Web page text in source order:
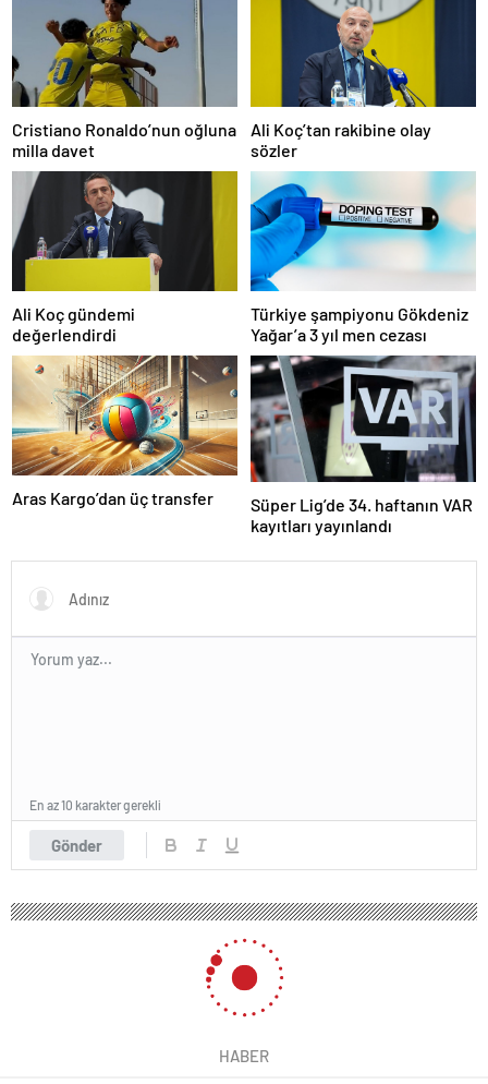
Cristiano Ronaldo’nun oğluna
milla davet
Ali Koç’tan rakibine olay
sözler
Ali Koç gündemi
değerlendirdi
Türkiye şampiyonu Gökdeniz
Yağar’a 3 yıl men cezası
Aras Kargo’dan üç transfer
Süper Lig’de 34. haftanın VAR
kayıtları yayınlandı
Gönder
En az 10 karakter gerekli
HABER